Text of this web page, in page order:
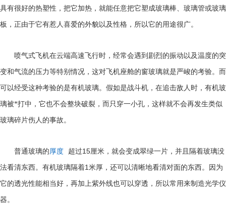
具有很好的热塑性，把它加热，就能任意把它塑成玻璃棒、玻璃管或玻璃
板，正由于它有惹人喜爱的外貌以及性格，所以它的用途很广。
喷气式飞机在云端高速飞行时，经常会遇到剧烈的振动以及温度的突
变和气流的压力等特别情况，这对飞机座舱的窗玻璃就是严峻的考验。而
可以经受这种考验的是有机玻璃。假如是战斗机，在追击敌人时，有机玻
璃被*打中，它也不会整块破裂，而只穿一小孔，这样就不会再发生类似
玻璃碎片伤人的事故。
普通玻璃的厚度 超过15厘米，就会变成翠绿一片，并且隔着玻璃没
法看清东西。有机玻璃隔着1 米厚，还可以清晰地看清对面的东西。因为
它的透光性能相当好，再加上紫外线也可以穿透，所以常用来制造光学仪
器。